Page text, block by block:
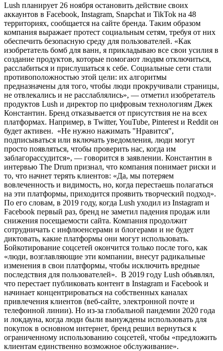
Lush планирует 26 ноября остановить действие своих
аккаунтов в Facebook, Instagram, Snapchat и TikTok на 48
территориях, сообщается на сайте бренда. Таким образом
компания выражает протест социальным сетям, требуя от них
обеспечить безопасную среду для пользователей. «Как
изобретатель бомб для ванн, я прикладываю все свои усилия в
создание продуктов, которые помогают людям отключиться,
расслабиться и прислушаться к себе. Социальные сети стали
противоположностью этой цели: их алгоритмы
предназначены для того, чтобы люди прокручивали страницы,
не отвлекались и не расслаблялись», — отметил изобретатель
продуктов Lush и директор по цифровым технологиям Джек
Константин. Бренд отказывается от присутствия не на всех
платформах. Например, в Twitter, YouTube, Pinterest и Reddit он
будет активен. «Не нужно нажимать "Нравится",
подписываться или включать уведомления, люди могут
просто появляться, чтобы проверить нас, когда им
заблагорассудится», — говорится в заявлении. Константин в
интервью The Drum признал, что компания понимает риски и
то, что начнет терять клиентов: «Да, мы потеряем
вовлеченность и видимость, но, когда перестаешь полагаться
на эти платформы, приходится проявить творческий подход».
По его словам, в 2019 году, когда Lush уходил из Instagram и
Facebook первый раз, бренд не заметил падения продаж или
снижения посещаемости сайта. Компания продолжит
сотрудничать с инфлюенсерами и блогерами и не будет
диктовать, какие платформы они могут использовать.
Бойкотирование соцсетей окончится только после того, как
«люди, возглавляющие эти компании, внесут радикальные
изменения в свои платформы, чтобы исключить вредные
последствия для пользователей». В 2019 году Lush объявлял,
что перестает публиковать контент в Instagram и Facebook и
начинает концентрироваться на собственных каналах
привлечения клиентов (веб-сайте, электронной почте и
телефонной линии). Но из-за глобальной пандемии 2020 года
и локдауна, когда люди были вынуждены использовать для
покупок в основном интернет, бренд решил вернуться к
ограниченному использованию соцсетей, чтобы «предложить
клиентам единственно возможное обслуживание».